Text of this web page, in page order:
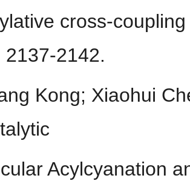
cross-
2142.
Kong; Xiaohui
Acylcyanation